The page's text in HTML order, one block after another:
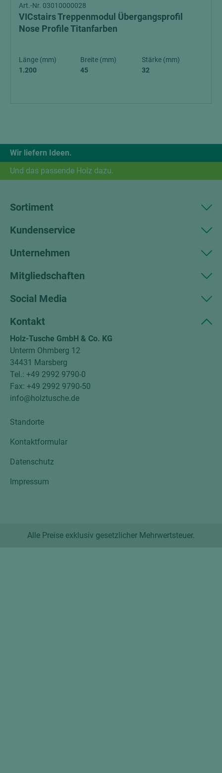
Art.-Nr. 03010000028
VICstairs Treppenmodul Übergangsprofil
Nose Profile Titanfarben
Länge (mm)
1.200
Breite (mm)
45
Stärke (mm)
32
Wir liefern Ideen.
Und das passende Holz dazu.
Sortiment
Kundenservice
Unternehmen
Mitgliedschaften
Social Media
Kontakt
Holz-Tusche GmbH & Co. KG
Unterm Ohmberg 12
34431 Marsberg
Tel.: +49 2992 9790-0
Fax: +49 2992 9790-50
info@holztusche.de
Standorte
Kontaktformular
Datenschutz
Impressum
Alle Preise exklusiv gesetzlicher Mehrwertsteuer.